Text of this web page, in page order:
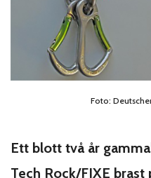
Foto:
Ett blott två år
Tech Rock/FIXE